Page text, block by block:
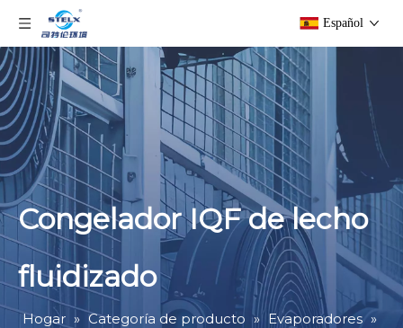
Español
Congelador IQF de lecho
fluidizado
Hogar » Categoría de producto » Evaporadores »